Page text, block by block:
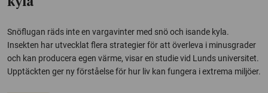
kyla
Snöflugan räds inte en vargavinter med snö och isande kyla.
Insekten har utvecklat flera strategier för att överleva i minusgrader
och kan producera egen värme, visar en studie vid Lunds universitet.
Upptäckten ger ny förståelse för hur liv kan fungera i extrema miljöer.